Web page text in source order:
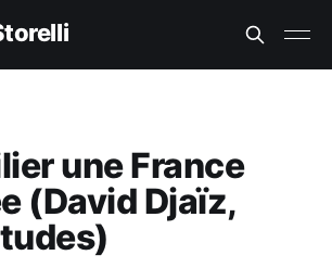
une France
(David Djaïz,